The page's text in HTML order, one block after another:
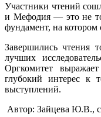
Участники чтений
и Мефодия — это не
фундамент, на котором
Завершились чтения
лучших
Оргкомитет
глубокий интерес к
выступлений.
Автор: Зайцева Ю.В.,